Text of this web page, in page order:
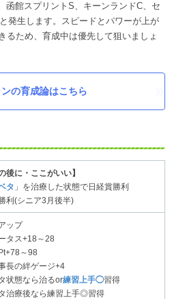
函館スプリントS、キーンランドC、セ
発生します。スピードとパワーが上が
るため、育成中は優先して狙いましょ
の育成論はこちら
後に・ここがいい】
タ 」を治療した状態で日経賞勝利
利(シニア3月後半)
ップ
タス+18～28
～98
長の絆ゲージ+4
状態なら治るor練習上手◯習得
治療後なら練習上手◎習得